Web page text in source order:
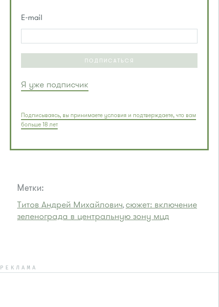
E-mail
ПОДПИСАТЬСЯ
Я уже подписчик
Подписываясь, вы принимаете условия и подтверждаете, что вам
больше 18 лет
Метки:
Титов Андрей Михайлович, сюжет: включение
зеленограда в центральную зону мцд
РЕКЛАМА